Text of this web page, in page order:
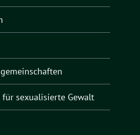
sexualisierte Gewalt